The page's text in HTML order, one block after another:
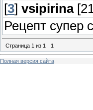
[3] vsipirina
Рецепт супер
Страница 1 из 1 1
Полная версия сайта